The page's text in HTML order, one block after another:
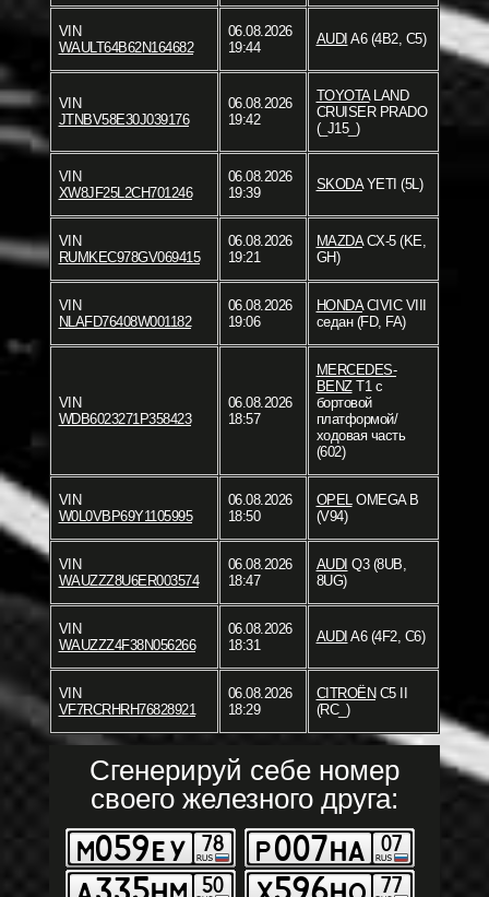
VIN
WAULT64B62N164682
06.08.2026
19:44
AUDI A6 (4B2, C5)
VIN
JTNBV58E30J039176
06.08.2026
19:42
TOYOTALAND
CRUISER PRADO
(_J15_)
VIN
XW8JF25L2CH701246
06.08.2026
19:39
SKODAYETI (5L)
VIN
RUMKEC978GV069415
06.08.2026
19:21
MAZDACX-5 (KE,
GH)
VIN
NLAFD76408W001182
06.08.2026
19:06
HONDACIVIC VIII
седан (FD, FA)
VIN
WDB6023271P358423
06.08.2026
18:57
MERCEDES-
BENZT1 c
бортовой
платформой/
ходовая часть
(602)
VIN
W0L0VBP69Y1105995
06.08.2026
18:50
OPELOMEGA B
(V94)
VIN
WAUZZZ8U6ER003574
06.08.2026
18:47
AUDI Q3 (8UB,
8UG)
VIN
WAUZZZ4F38N056266
06.08.2026
18:31
AUDI A6 (4F2, C6)
VIN
VF7RCRHRH76828921
06.08.2026
18:29
CITROËN C5 II
(RC_)
Сгенерируй себе номер
своего железного друга: